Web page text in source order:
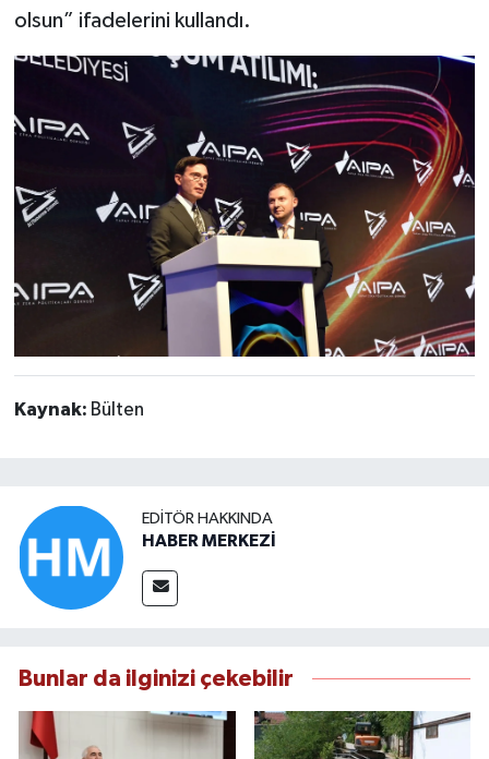
olsun” ifadelerini kullandı.
Kaynak: Bülten
EDITÖR HAKKINDA
HABER MERKEZİ
Bunlar da ilginizi çekebilir